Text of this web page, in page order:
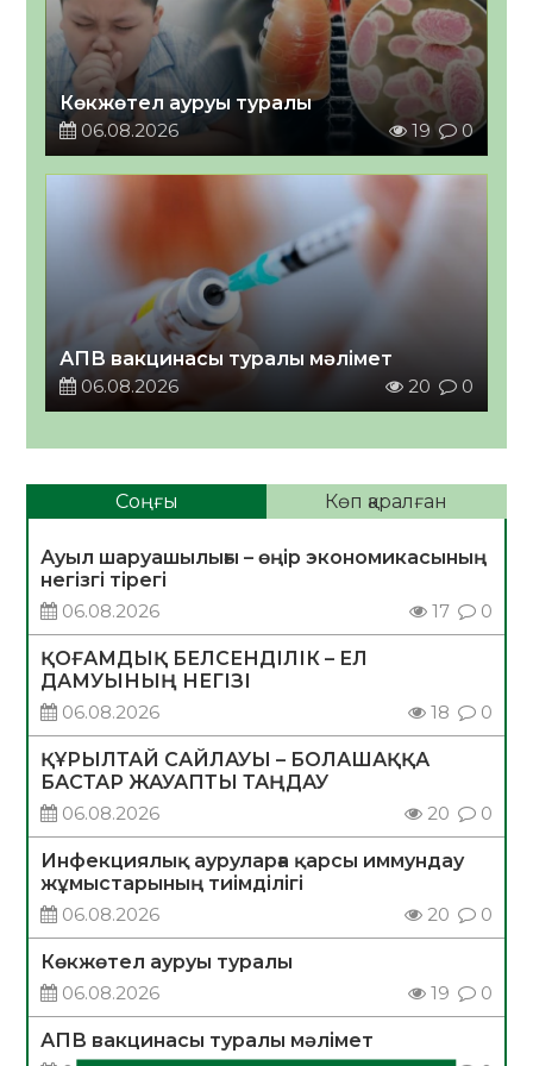
Көкжөтел ауруы туралы
06.08.2026
19 0
АПВ вакцинасы туралы мәлімет
06.08.2026
20 0
Соңғы Көп қаралған
Ауыл шаруашылығы – өңір экономикасының
негізгі тірегі
06.08.2026
17 0
ҚОҒАМДЫҚ БЕЛСЕНДІЛІК – ЕЛ
ДАМУЫНЫҢ НЕГІЗІ
06.08.2026
18 0
ҚҰРЫЛТАЙ САЙЛАУЫ – БОЛАШАҚҚА
БАСТАР ЖАУАПТЫ ТАҢДАУ
06.08.2026
20 0
Инфекциялық ауруларға қарсы иммундау
жұмыстарының тиімділігі
06.08.2026
20 0
Көкжөтел ауруы туралы
06.08.2026
19 0
АПВ вакцинасы туралы мәлімет